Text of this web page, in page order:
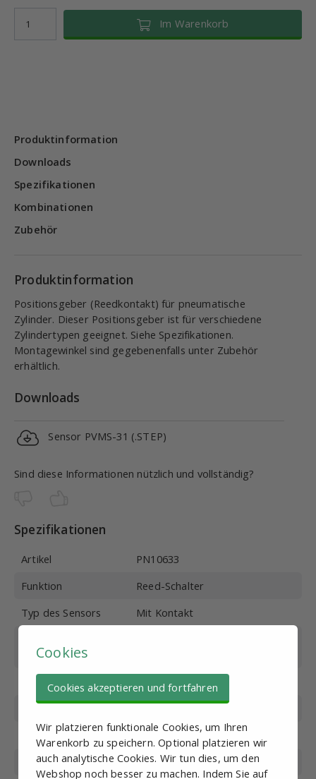
Im Warenkorb
Produktinformation
Downloads
Spezifikationen
Kombinationen
Zubehör
Produktinformation
Positionsgeber (Reedkontakt) für pneumatische
Zylinder. Dieser Positionsgeber ist für verschiedene
Zylindertypen geeignet. Siehe Spezifikationen.
Montagewinkel sind gegebenenfalls unter Zubehör
erhältlich.
Downloads
Sensor PVMS-31 (.STEP)
Sind diese Informationen nützlich und vollständig?
Spezifikationen
Artikel
PN10633
Funktion
Reed-Schalter
Typ des Sensors
Mit Kontakt
Schaltfrequenz (Hz)
Erkennungs-Punkt
13 mm von der Endseite
LED-Anzeige
Rot
Länge des Kabels
5 m +/- 10 mm
Cookies
Cookies akzeptieren und fortfahren
Wir platzieren funktionale Cookies, um Ihren
Warenkorb zu speichern. Optional platzieren wir
auch analytische Cookies. Wir tun dies, um den
Webshop noch besser zu machen. Indem Sie auf